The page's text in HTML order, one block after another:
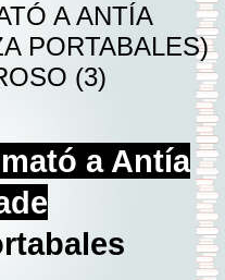
A ANTÍA
PORTABALES)
(3)
a Antía